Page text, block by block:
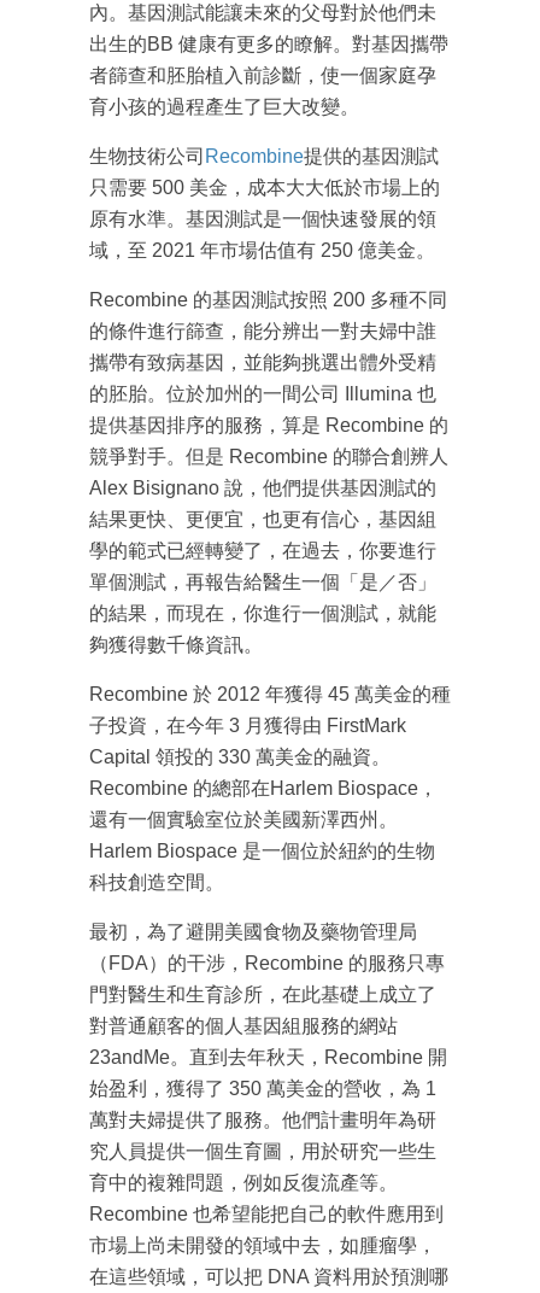
內。基因測試能讓未來的父母對於他們未
出生的BB 健康有更多的瞭解。對基因攜帶
者篩查和胚胎植入前診斷，使一個家庭孕
育小孩的過程產生了巨大改變。
生物技術公司 Recombine提供的基因測試
只需要 500 美金，成本大大低於市場上的
原有水準。基因測試是一個快速發展的領
域，至 2021 年市場估值有 250 億美金。
Recombine 的基因測試按照 200 多種不同
的條件進行篩查，能分辨出一對夫婦中誰
攜帶有致病基因，並能夠挑選出體外受精
的胚胎。位於加州的一間公司 Illumina 也
提供基因排序的服務，算是 Recombine 的
競爭對手。但是 Recombine 的聯合創辨人
Alex Bisignano 說，他們提供基因測試的
結果更快、更便宜，也更有信心，基因組
學的範式已經轉變了，在過去，你要進行
單個測試，再報告給醫生一個「是／否」
的結果，而現在，你進行一個測試，就能
夠獲得數千條資訊。
Recombine 於 2012 年獲得 45 萬美金的種
子投資，在今年 3 月獲得由 FirstMark
Capital 領投的 330 萬美金的融資。
Recombine 的總部在Harlem Biospace，
還有一個實驗室位於美國新澤西州。
Harlem Biospace 是一個位於紐約的生物
科技創造空間。
最初，為了避開美國食物及藥物管理局
（FDA）的干涉，Recombine 的服務只專
門對醫生和生育診所，在此基礎上成立了
對普通顧客的個人基因組服務的網站
23andMe。直到去年秋天，Recombine 開
始盈利，獲得了 350 萬美金的營收，為 1
萬對夫婦提供了服務。他們計畫明年為研
究人員提供一個生育圖，用於研究一些生
育中的複雜問題，例如反復流產等。
Recombine 也希望能把自己的軟件應用到
市場上尚未開發的領域中去，如腫瘤學，
在這些領域，可以把 DNA 資料用於預測哪